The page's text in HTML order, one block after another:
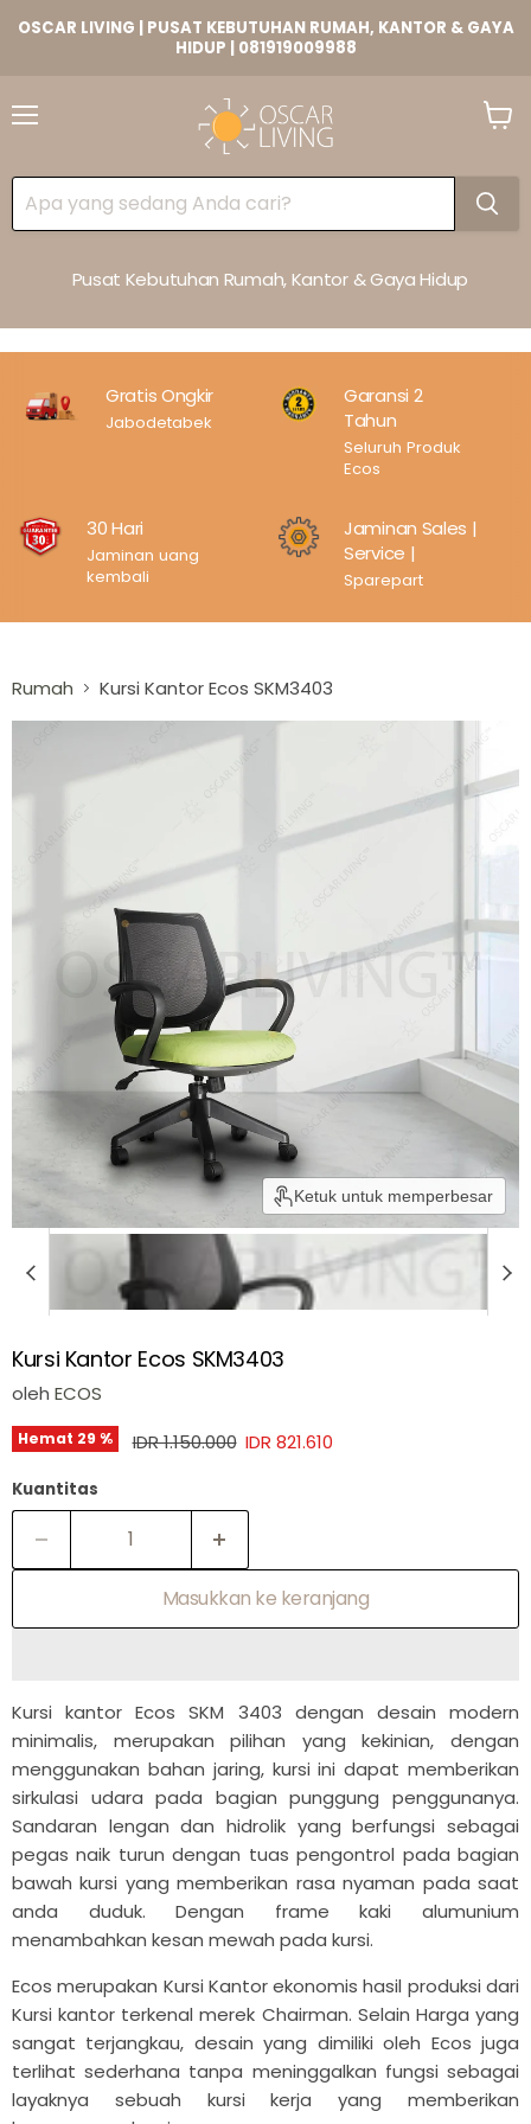
OSCAR LIVING | PUSAT KEBUTUHAN RUMAH, KANTOR & GAYA
HIDUP | 081919009988
Pusat Kebutuhan Rumah, Kantor & Gaya Hidup
Gratis Ongkir
Jabodetabek
Garansi 2
Tahun
Seluruh Produk
Ecos
30 Hari
Jaminan uang
kembali
Jaminan Sales |
Service |
Sparepart
Rumah Kursi Kantor Ecos SKM3403
Ketuk untuk memperbesar
Kursi Kantor Ecos SKM3403
oleh ECOS
Hemat 29% Harga asli
IDR 1.150.000 Harga sekarang
IDR 821.610
Kuantitas
Masukkan ke keranjang
Kursi kantor Ecos SKM 3403 dengan desain modern
minimalis, merupakan pilihan yang kekinian, dengan
menggunakan bahan jaring, kursi ini dapat memberikan
sirkulasi udara pada bagian punggung penggunanya.
Sandaran lengan dan hidrolik yang berfungsi sebagai
pegas naik turun dengan tuas pengontrol pada bagian
bawah kursi yang memberikan rasa nyaman pada saat
anda duduk. Dengan frame kaki alumunium
menambahkan kesan mewah pada kursi.
Ecos merupakan Kursi Kantor ekonomis hasil produksi dari
Kursi kantor terkenal merek Chairman. Selain Harga yang
sangat terjangkau, desain yang dimiliki oleh Ecos juga
terlihat sederhana tanpa meninggalkan fungsi sebagai
layaknya sebuah kursi kerja yang memberikan